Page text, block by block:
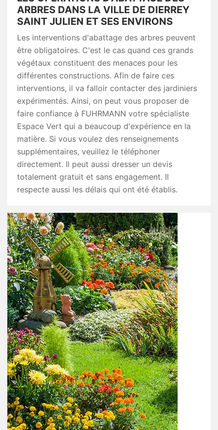
ARBRES DANS LA VILLE DE DIERREY
SAINT JULIEN ET SES ENVIRONS
Les interventions d'abattage des arbres peuvent
être obligatoires. C'est le cas quand ces grands
végétaux constituent des menaces pour les
différentes constructions. Afin de faire ces
interventions, il va falloir contacter des jardiniers
expérimentés. Ainsi, on peut vous proposer de
faire confiance à FUHRMANN votre spécialiste
Espace Vert qui a beaucoup d'expérience en la
matière. Si vous voulez des renseignements
supplémentaires, veuillez le téléphoner
directement. Il peut aussi dresser un devis
totalement gratuit et sans engagement. Il
respecte aussi les délais qui ont été établis.